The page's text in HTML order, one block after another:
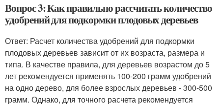
Вопрос 3: Как правильно рассчитать количество
удобрений для подкормки плодовых деревьев
Ответ: Расчет количества удобрений для подкормки
плодовых деревьев зависит от их возраста, размера и
типа. В качестве правила, для деревьев возрастом до 5
лет рекомендуется применять 100-200 грамм удобрений
на одно дерево, для более взрослых деревьев - 300-500
грамм. Однако, для точного расчета рекомендуется